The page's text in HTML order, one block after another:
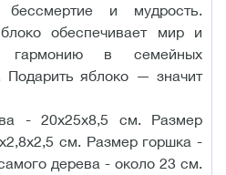
и мудрость.
обеспечивает мир и
гармонию в семейных
Подарить яблоко — значит
- 20х25х8,5 см. Размер
см. Размер горшка -
дерева - около 23 см.